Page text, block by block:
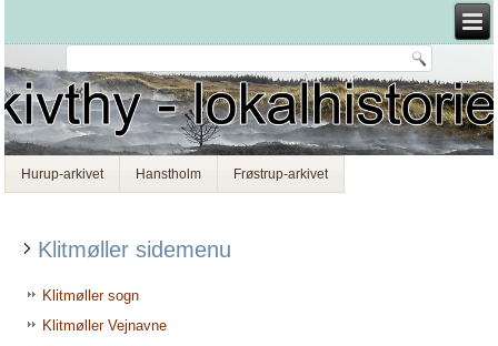
Hurup-arkivet Hanstholm Frøstrup-arkivet
Klitmøller sidemenu
Klitmøller sogn
Klitmøller Vejnavne